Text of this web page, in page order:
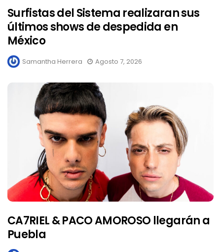
Surfistas del Sistema realizaran sus
últimos shows de despedida en
México
Samantha Herrera Agosto 7, 2026
CA7RIEL & PACO AMOROSO llegarán a
Puebla